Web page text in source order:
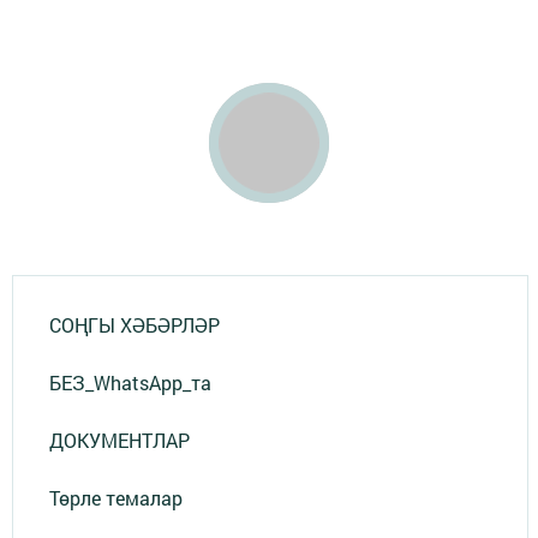
СОҢГЫ ХӘБӘРЛӘР
БЕЗ_WhatsApp_та
ДОКУМЕНТЛАР
Төрле темалар